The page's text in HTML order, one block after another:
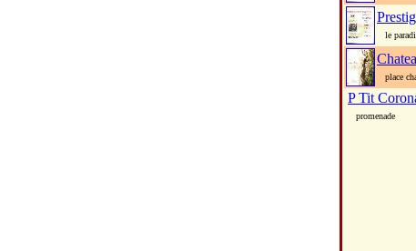
le
place
P Tit
promenade